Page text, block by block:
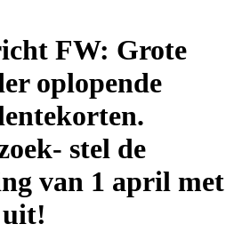
FW: Grote
oplopende
stel de
van 1 april met